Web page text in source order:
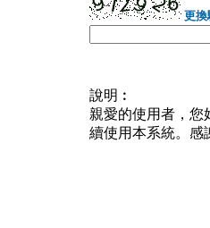
更換
說明︰
親愛的使用者，您
續使用本系統。感